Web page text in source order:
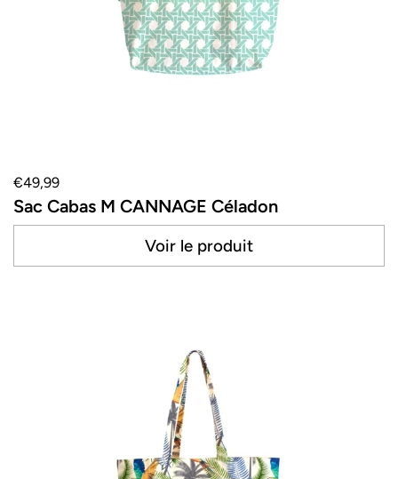
€49,99
Sac Cabas M CANNAGE Céladon
Voir le produit